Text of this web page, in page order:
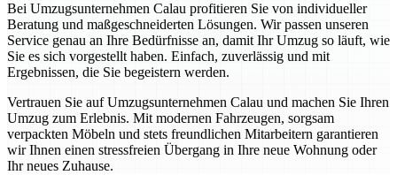
Bei Umzugsunternehmen Calau profitieren Sie von individueller
Beratung und maßgeschneiderten Lösungen. Wir passen unseren
Service genau an Ihre Bedürfnisse an, damit Ihr Umzug so läuft, wie
Sie es sich vorgestellt haben. Einfach, zuverlässig und mit
Ergebnissen, die Sie begeistern werden.
Vertrauen Sie auf Umzugsunternehmen Calau und machen Sie Ihren
Umzug zum Erlebnis. Mit modernen Fahrzeugen, sorgsam
verpackten Möbeln und stets freundlichen Mitarbeitern garantieren
wir Ihnen einen stressfreien Übergang in Ihre neue Wohnung oder
Ihr neues Zuhause.